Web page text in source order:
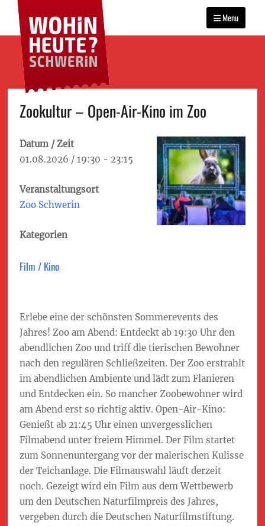
WOHIN HEUTE?
SCHWERIN
Das Veranstaltungsportal
für Schwerin
Primary
menu
Menu
Zookultur – Open-Air-Kino im Zoo
Datum / Zeit
01.08.2026 / 19:30 - 23:15
Veranstaltungsort
Zoo Schwerin
Kategorien
Film / Kino
Erlebe eine der schönsten Sommerevents des
Jahres! Zoo am Abend: Entdeckt ab 19:30 Uhr den
abendlichen Zoo und triff die tierischen Bewohner
nach den regulären Schließzeiten. Der Zoo erstrahlt
im abendlichen Ambiente und lädt zum Flanieren
und Entdecken ein. So mancher Zoobewohner wird
am Abend erst so richtig aktiv. Open-Air-Kino:
Genießt ab 21:45 Uhr einen unvergesslichen
Filmabend unter freiem Himmel. Der Film startet
zum Sonnenuntergang vor der malerischen Kulisse
der Teichanlage. Die Filmauswahl läuft derzeit
noch. Gezeigt wird ein Film aus dem Wettbewerb
um den Deutschen Naturfilmpreis des Jahres,
vergeben durch die Deutschen Naturfilmstiftung.